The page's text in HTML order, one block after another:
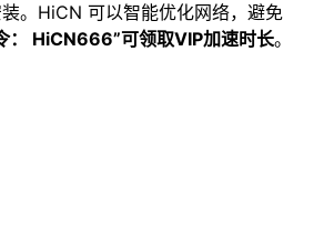
。HiCN 可以智能优化网络，避免
： HiCN666”可领取VIP加速时长。​